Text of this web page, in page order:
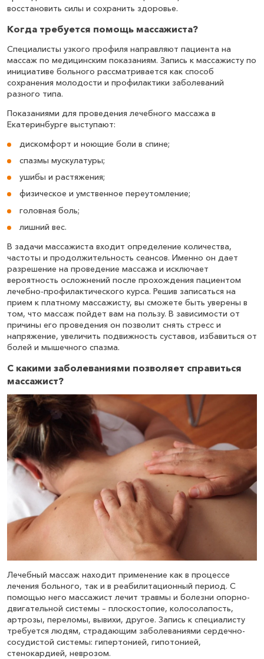
Массаж для коррекции фигуры (1 час 40
минут)
3 100₽
Записаться
Массаж области грудной клетки (25 минут)
Записаться
Массаж области позвоночника (25 минут)
Записаться
1 300
Записаться
Массаж шейно-воротниковой зоны (15
минут)
1 100 ₽
Записаться
восстановить силы и сохранить здоровье.
Когда требуется помощь массажиста?
Специалисты узкого профиля направляют пациента на
массаж по медицинским показаниям. Запись к массажисту по
инициативе больного рассматривается как способ
сохранения молодости и профилактики заболеваний
разного типа.
Показаниями для проведения лечебного массажа в
Екатеринбурге выступают:
дискомфорт и ноющие боли в спине;
спазмы мускулатуры;
ушибы и растяжения;
физическое и умственное переутомление;
головная боль;
лишний вес.
В задачи массажиста входит определение количества,
частоты и продолжительность сеансов. Именно он дает
разрешение на проведение массажа и исключает
вероятность осложнений после прохождения пациентом
лечебно-профилактического курса. Решив записаться на
прием к платному массажисту, вы сможете быть уверены в
том, что массаж пойдет вам на пользу. В зависимости от
причины его проведения он позволит снять стресс и
напряжение, увеличить подвижность суставов, избавиться от
болей и мышечного спазма.
С какими заболеваниями позволяет справиться
массажист?
Лечебный массаж находит применение как в процессе
лечения больного, так и в реабилитационный период. С
помощью него массажист лечит травмы и болезни опорно-
двигательной системы – плоскостопие, колосолапость,
артрозы, переломы, вывихи, другое. Запись к специалисту
требуется людям, страдающим заболеваниями сердечно-
сосудистой системы: гипертонией, гипотонией,
стенокардией, неврозом.